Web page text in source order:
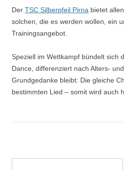
Der TSC Silberpfeil Pirna bietet
solchen, die es werden wollen, ein
Trainingsangebot.
Speziell im Wettkampf bündelt sich
Dance, differenziert nach Alters-
Grundgedanke bleibt: Die gleiche
bestimmten Lied – somit wird auch